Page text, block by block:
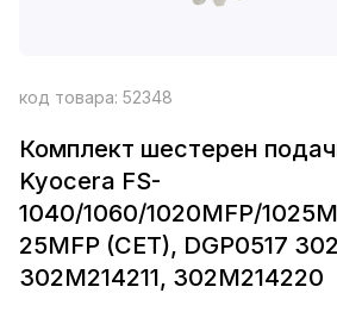
код товара: 52348
Комплект шестерен
Kyocera FS-
1040/1060/1020MFP/
25MFP (CET), DGP0517
302M214211, 302M214220